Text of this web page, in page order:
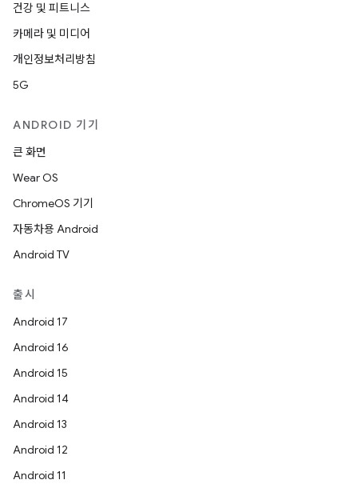
건강 및 피트니스
카메라 및 미디어
개인정보처리방침
5G
ANDROID 기기
큰 화면
Wear OS
ChromeOS 기기
자동차용 Android
Android TV
출시
Android 17
Android 16
Android 15
Android 14
Android 13
Android 12
Android 11